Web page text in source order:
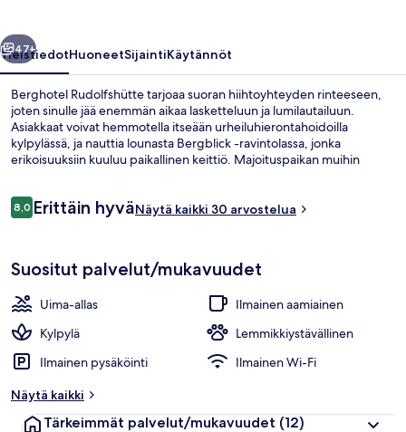
Seuraava
47+
YleistiedotHuoneetSijaintiKäytännöt
Berghotel Rudolfshütte tarjoaa suoran hiihtoyhteyden rinteeseen,
joten sinulle jää enemmän aikaa lasketteluun ja lumilautailuun.
Asiakkaat voivat hemmotella itseään urheiluhierontahoidoilla
kylpylässä, ja nauttia lounasta Bergblick -ravintolassa, jonka
erikoisuuksiin kuuluu paikallinen keittiö. Majoituspaikan muihin
Arvostelut
8,08,0 kautta 10.
Erittäin hyväNäytä kaikki 30 arvostelua
Suositut palvelut/mukavuudet
Uima-allas
Ilmainen aamiainen
Kylpylä
Lemmikkiystävällinen
Ilmainen pysäköinti
Ilmainen Wi-Fi
Näytä kaikki
Tärkeimmät palvelut/mukavuudet (12)